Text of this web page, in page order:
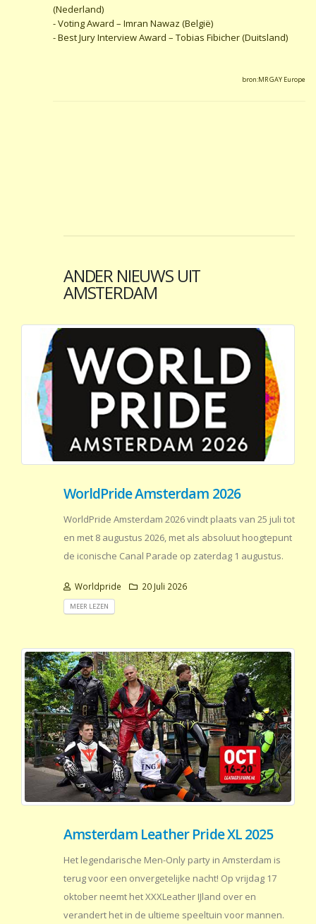
(Nederland)
- Voting Award – Imran Nawaz (België)
- Best Jury Interview Award – Tobias Fibicher (Duitsland)
bron:MR GAY Europe
ANDER NIEUWS UIT
AMSTERDAM
WorldPride Amsterdam 2026
WorldPride Amsterdam 2026 vindt plaats van 25 juli tot
en met 8 augustus 2026, met als absoluut hoogtepunt
de iconische Canal Parade op zaterdag 1 augustus.
Worldpride 20 Juli 2026
MEER LEZEN
Amsterdam Leather Pride XL 2025
Het legendarische Men-Only party in Amsterdam is
terug voor een onvergetelijke nacht! Op vrijdag 17
oktober neemt het XXXLeather IJland over en
verandert het in de ultieme speeltuin voor mannen.